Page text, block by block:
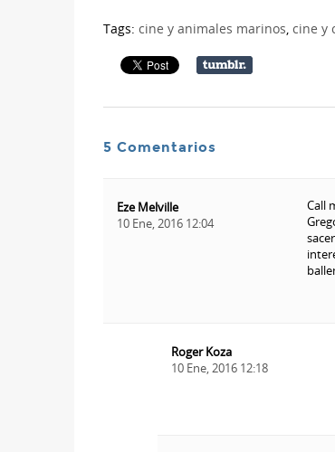
Tags: cine y animales marinos, cine y
5 Comentarios
Eze Melville
10 Ene, 2016 12:04
Call
Roger Koza
10 Ene, 2016 12:18